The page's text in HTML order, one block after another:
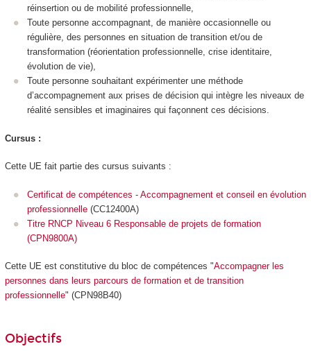
réinsertion ou de mobilité professionnelle,
Toute personne accompagnant, de manière occasionnelle ou
régulière, des personnes en situation de transition et/ou de
transformation (réorientation professionnelle, crise identitaire,
évolution de vie),
Toute personne souhaitant expérimenter une méthode
d’accompagnement aux prises de décision qui intègre les niveaux de
réalité sensibles et imaginaires qui façonnent ces décisions.
Cursus :
Cette UE fait partie des cursus suivants :
Certificat de compétences - Accompagnement et conseil en évolution
professionnelle (CC12400A)
Titre RNCP Niveau 6 Responsable de projets de formation
(CPN9800A)
Cette UE est constitutive du bloc de compétences "Accompagner les
personnes dans leurs parcours de formation et de transition
professionnelle" (CPN98B40)
Objectifs